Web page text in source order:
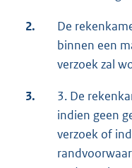
2.
De
binnen een
verzoek zal
3.
3. De
indien geen
verzoek of